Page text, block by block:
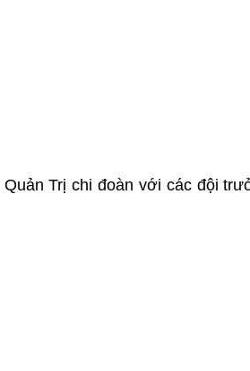
Trị chi đoàn với các đội